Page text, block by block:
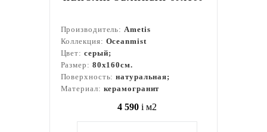
Производитель:Ametis
Коллекция: Oceanmist
Цвет: серый;
Размер: 80x160см.
Поверхность:натуральная;
Материал: керамогранит
4 590 i м2